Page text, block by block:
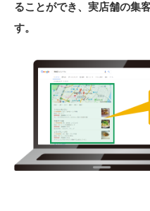
ることができ、実店舗の集
す。